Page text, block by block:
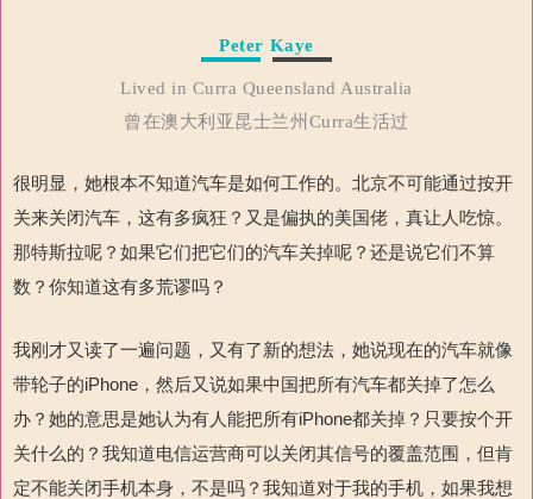
Peter Kaye
Lived in Curra Queensland Australia
曾在澳大利亚昆士兰州Curra生活过
很明显，她根本不知道汽车是如何工作的。北京不可能通过按开
关来关闭汽车，这有多疯狂？又是偏执的美国佬，真让人吃惊。
那特斯拉呢？如果它们把它们的汽车关掉呢？还是说它们不算
数？你知道这有多荒谬吗？
我刚才又读了一遍问题，又有了新的想法，她说现在的汽车就像
带轮子的iPhone ，然后又说如果中国把所有汽车都关掉了怎么
办 ？她的意思是她认为有人能把所有iPhone都关掉？只要按个开
关什么的？我知道电信运营商可以关闭其信号的覆盖范围，但肯
定不能关闭手机本身，不是吗？我知道对于我的手机，如果我想